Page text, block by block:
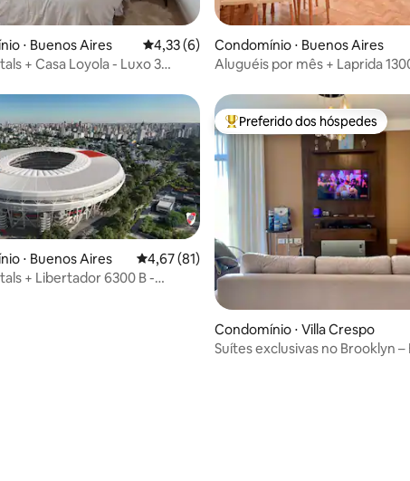
de 5, 41 avaliações
⋅ Buenos Aires 4,33 de uma avaliação média de 5, 6
4,33 (6)
+ Casa Loyola - Luxo 3
Condomínio ⋅ Buenos Aires
Aluguéis por mês + Laprida
de 5, 108 avaliações
⋅ Buenos Aires 4,67 de uma avaliação média de 5, 81
4,67 (81)
+ Libertador 6300 B -
Entre os melhores preferidos
Preferido dos hóspedes
Condomínio ⋅ Villa Crespo
Suítes exclusivas no Brooklyn –